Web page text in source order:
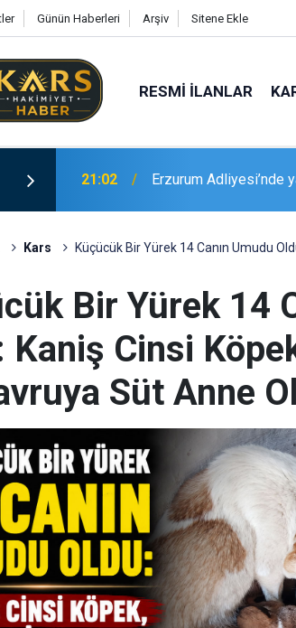
Günün Haberleri Arşiv Sitene Ekle
RESMI İLANLAR
21:02 Erzurum Adliyesi’nde
Kars Küçücük Bir Yürek 14 Canın Umudu
Bir Yürek 14
Kaniş Cinsi
Süt Anne